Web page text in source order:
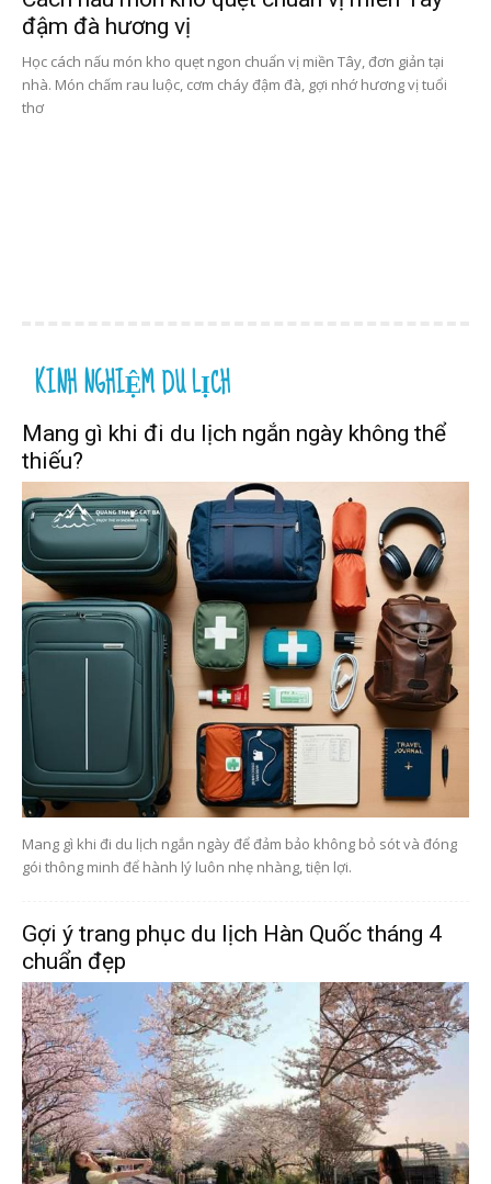
đậm đà hương vị
Học cách nấu món kho quẹt ngon chuẩn vị miền Tây, đơn giản tại
nhà. Món chấm rau luộc, cơm cháy đậm đà, gợi nhớ hương vị tuổi
thơ
KINH NGHIỆM DU LỊCH
Mang gì khi đi du lịch ngắn ngày không thể
thiếu?
Mang gì khi đi du lịch ngắn ngày để đảm bảo không bỏ sót và đóng
gói thông minh để hành lý luôn nhẹ nhàng, tiện lợi.
Gợi ý trang phục du lịch Hàn Quốc tháng 4
chuẩn đẹp